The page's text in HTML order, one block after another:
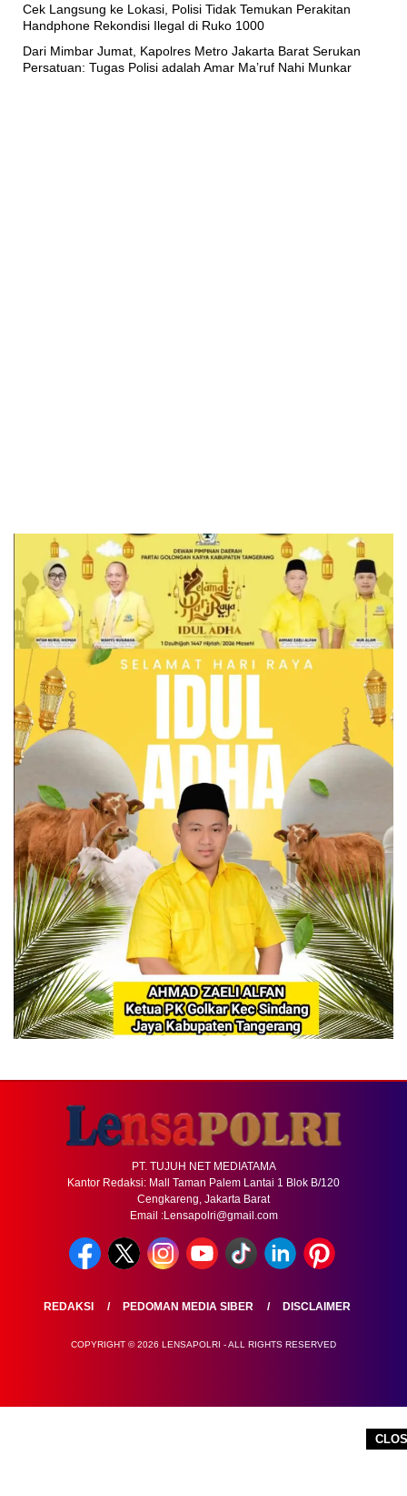
Cek Langsung ke Lokasi, Polisi Tidak Temukan Perakitan
Handphone Rekondisi Ilegal di Ruko 1000
Dari Mimbar Jumat, Kapolres Metro Jakarta Barat Serukan
Persatuan: Tugas Polisi adalah Amar Ma’ruf Nahi Munkar
PT. TUJUH NET MEDIATAMA
Kantor Redaksi: Mall Taman Palem Lantai 1 Blok B/120
Cengkareng, Jakarta Barat
Email :Lensapolri@gmail.com
REDAKSI PEDOMAN MEDIA SIBER DISCLAIMER
COPYRIGHT © 2026 LENSAPOLRI - ALL RIGHTS RESERVED